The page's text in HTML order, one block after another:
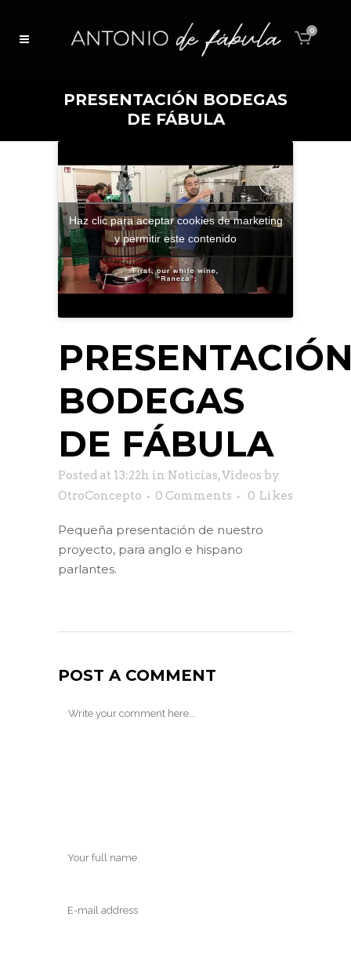
0
PRESENTACIÓN BODEGAS
DE FÁBULA
Haz clic para aceptar cookies de marketing
y permitir este contenido
BODEGAS
DE FÁBULA
Posted at 13:22h in Noticias,Videos by
OtroConcepto
0 Comments 0 Likes
Pequeña presentación de nuestro
proyecto, para anglo e hispano
parlantes.
POST A COMMENT